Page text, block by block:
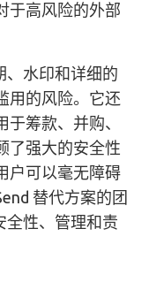
于高风险的外部
、水印和详细的
用的风险。它还
筹款、并购、
了强大的安全性
户可以毫无障碍
替代方案的团
全性、管理和责